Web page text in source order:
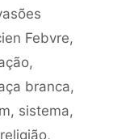
Febvre,
,
branca,
, sistema,
,